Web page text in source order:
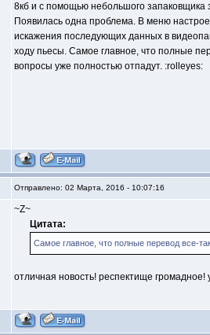
8кб и с помощью небольшого запаковщика
Появилась одна проблема. В меню
искажения последующих данных в
ходу пьесы. Самое главное, что полные
вопросы уже полностью отпадут. :rolleyes:
Отправлено: 02 Марта, 2016 - 10:07:16
~Z~
Цитата:
Самое главное, что полные перевод все-
отличная новость! респектище громадное!